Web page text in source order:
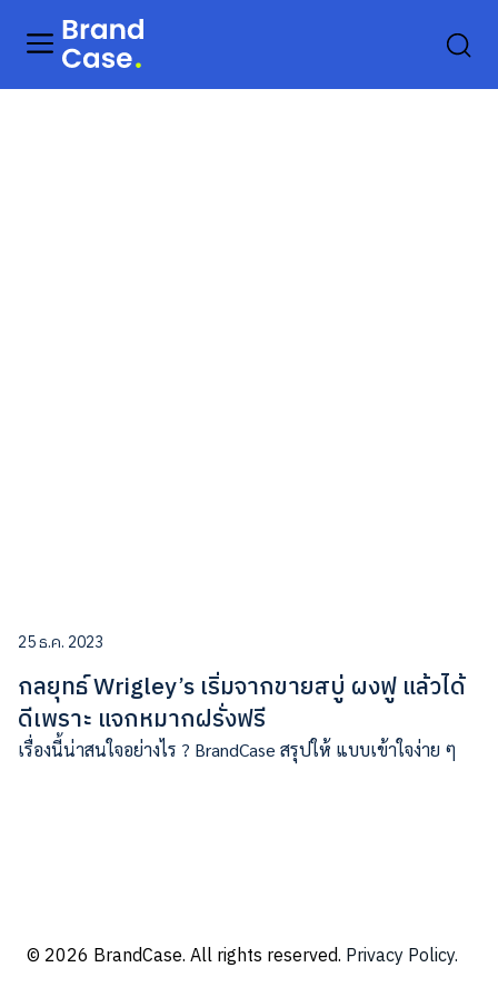
25 ธ.ค. 2023
กลยุทธ์ Wrigley’s เริ่มจากขายสบู่ ผงฟู แล้วได้
ดีเพราะ แจกหมากฝรั่งฟรี
เรื่องนี้น่าสนใจอย่างไร ? BrandCase สรุปให้ แบบเข้าใจง่าย ๆ
© 2026 BrandCase. All rights reserved. Privacy Policy.